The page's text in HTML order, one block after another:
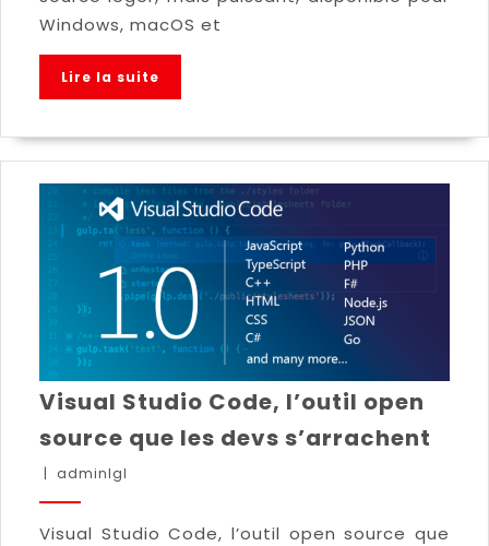
Windows, macOS et
Lire la suite
Visual Studio Code, l’outil open
source que les devs s’arrachent
| adminlgl
Visual Studio Code, l’outil open source que